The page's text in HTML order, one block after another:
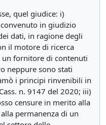
quel giudice: i)
in giudizio
dati, in ragione degli
il motore di ricerca
un fornitore di contenuti
neppure sono stati
i principi rinvenibili in
n. 9147 del 2020; iii)
censure in merito alla
permanenza di un